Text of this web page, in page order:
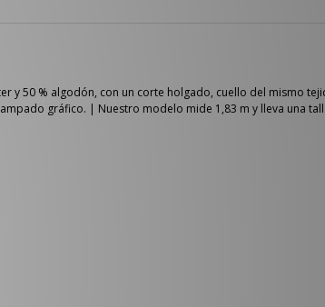
y 50 % algodón, con un corte holgado, cuello del mismo
gráfico. | Nuestro modelo mide 1,83 m y lleva una